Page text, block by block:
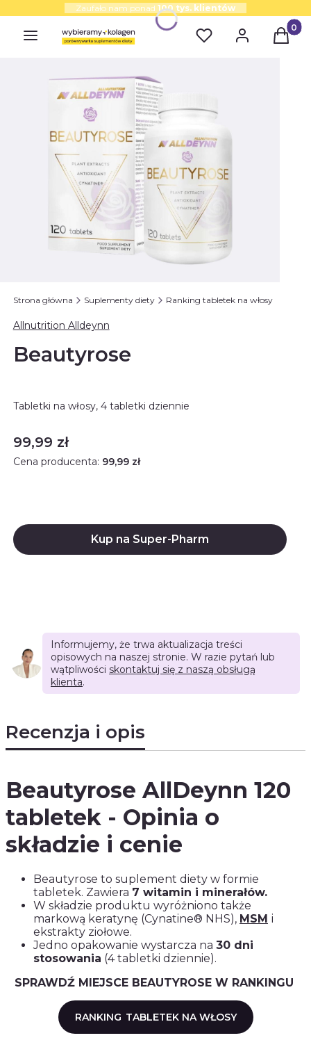
Zaufało nam ponad 100 tys. klientów
Strona główna Suplementy diety Ranking tabletek na włosy
Allnutrition Alldeynn
Beautyrose
Tabletki na włosy, 4 tabletki dziennie
Cena
99,99 zł
Cena producenta: 99,99 zł
Kup na Super-Pharm
Informujemy, że trwa aktualizacja treści
opisowych na naszej stronie. W razie pytań lub
wątpliwości skontaktuj się z naszą obsługą
klienta.
Recenzja i opis
Beautyrose AllDeynn 120
tabletek - Opinia o
składzie i cenie
Beautyrose to suplement diety w formie
tabletek. Zawiera 7 witamin i minerałów.
W składzie produktu wyróżniono także
markową keratynę (Cynatine® NHS), MSM i
ekstrakty ziołowe.
Jedno opakowanie wystarcza na 30 dni
stosowania (4 tabletki dziennie).
SPRAWDŹ MIEJSCE BEAUTYROSE W RANKINGU
RANKING TABLETEK NA WŁOSY